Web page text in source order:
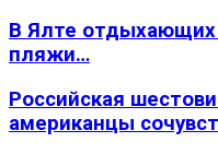
В Ялте отдыхающих
пляжи…
Российская
американцы